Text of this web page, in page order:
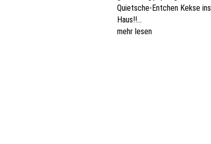
Quietsche-Entchen Kekse ins
Haus!!...
mehr lesen